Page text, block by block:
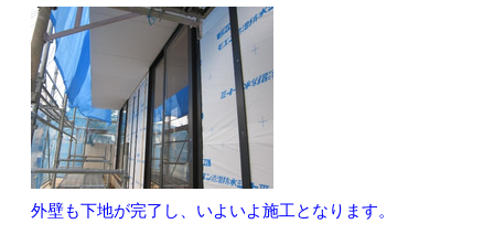
外壁も下地が完了し、いよいよ施工となります。